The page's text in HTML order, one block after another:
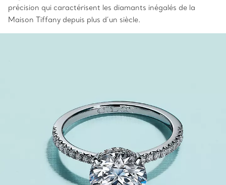
précision qui caractérisent les diamants inégalés de la
Maison Tiffany depuis plus d’un siècle.